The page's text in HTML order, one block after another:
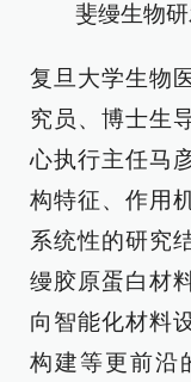
斐缦生物
复旦大学生物
究员、博士生
心执行主任马
构特征、作用
系统性的研究
缦胶原蛋白材
向智能化材料
构建等更前沿